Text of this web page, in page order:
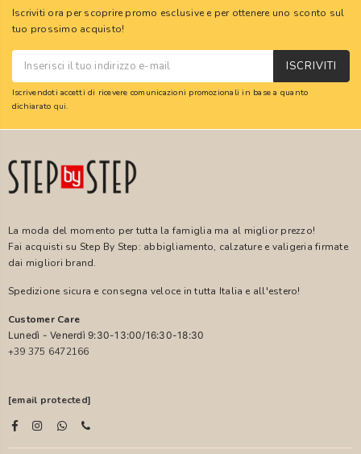
Iscriviti ora per scoprire promo esclusive e per ottenere uno sconto sul
tuo prossimo acquisto!
ISCRIVITI
Iscrivendoti accetti di ricevere comunicazioni promozionali in base a quanto
dichiarato qui.
La moda del momento per tutta la famiglia ma al miglior prezzo!
Fai acquisti su Step By Step: abbigliamento, calzature e valigeria firmate
dai migliori brand.
Spedizione sicura e consegna veloce in tutta Italia e all'estero!
Customer Care
Lunedì - Venerdì 9:30-13:00/16:30-18:30
+39 375 6472166
[email protected]